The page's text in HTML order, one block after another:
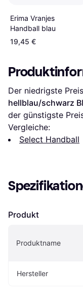
Erima Vranjes
Handball blau
19,45 €
Der niedrigste
hellblau/schwarz
der günstigste
Vergleiche:
Select Handball
Produkt
Produktname
Hersteller